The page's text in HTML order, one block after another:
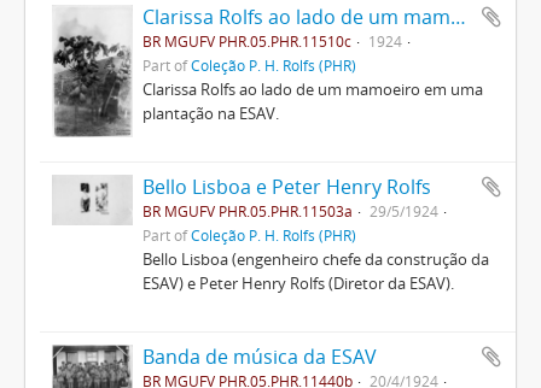
Clarissa Rolfs ao lado de um mamoeiro
BR MGUFV PHR.05.PHR.11510c
1924
Part ofColeção P. H. Rolfs (PHR)
Clarissa Rolfs ao lado de um mamoeiro em uma
plantação na ESAV.
Bello Lisboa e Peter Henry Rolfs
BR MGUFV PHR.05.PHR.11503a
29/5/1924
Part ofColeção P. H. Rolfs (PHR)
Bello Lisboa (engenheiro chefe da construção da
ESAV) e Peter Henry Rolfs (Diretor da ESAV).
Banda de música da ESAV
BR MGUFV PHR.05.PHR.11440b 20/4/1924